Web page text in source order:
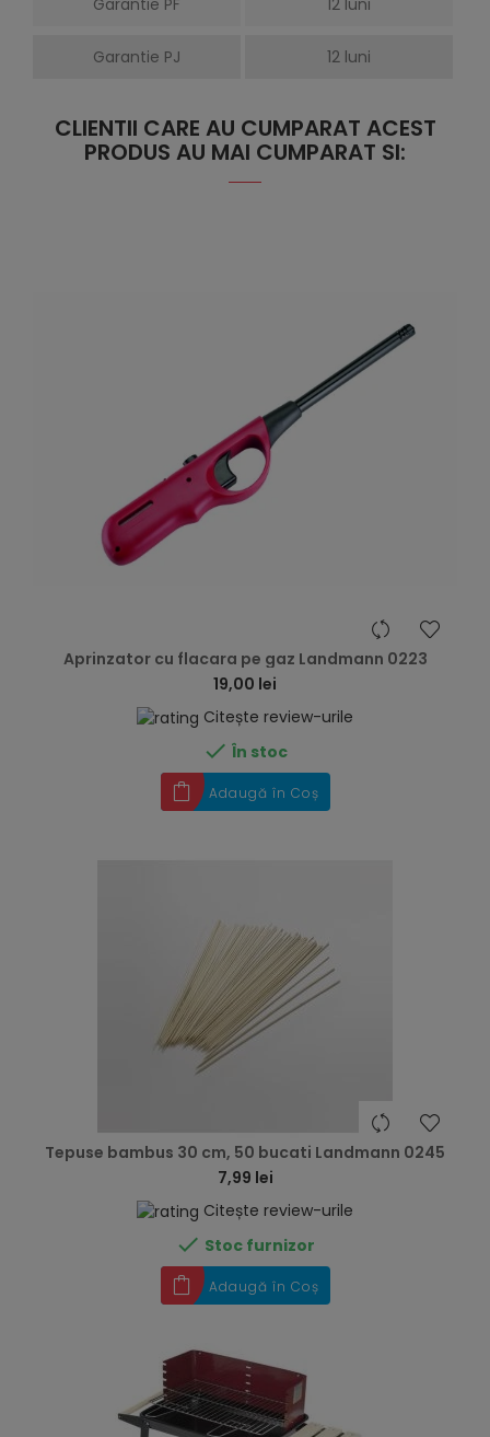
Garantie PF 12 luni
Garantie PJ 12 luni
CLIENTII CARE AU CUMPARAT ACEST
PRODUS AU MAI CUMPARAT SI:
Aprinzator cu flacara pe gaz Landmann 0223
19,00 lei
Citește review-urile
 În stoc
Adaugă în Coș
Tepuse bambus 30 cm, 50 bucati Landmann 0245
7,99 lei
Citește review-urile
 Stoc furnizor
Adaugă în Coș